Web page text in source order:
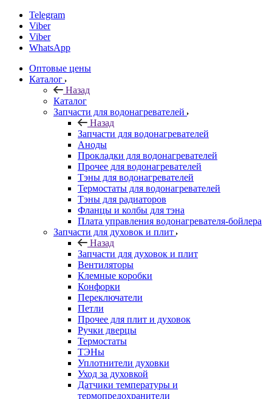
Telegram
Viber
Viber
WhatsApp
Оптовые цены
Каталог
Назад
Каталог
Запчасти для водонагревателей
Назад
Запчасти для водонагревателей
Аноды
Прокладки для водонагревателей
Прочее для водонагревателей
Тэны для водонагревателей
Термостаты для водонагревателей
Тэны для радиаторов
Фланцы и колбы для тэна
Плата управления водонагревателя-бойлера
Запчасти для духовок и плит
Назад
Запчасти для духовок и плит
Вентиляторы
Клемные коробки
Конфорки
Переключатели
Петли
Прочее для плит и духовок
Ручки дверцы
Термостаты
ТЭНы
Уплотнители духовки
Уход за духовкой
Датчики температуры и
термопредохранители